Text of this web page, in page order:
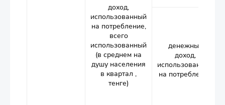
доход,
использованный
на потребление,
всего
использованный
(в среднем на
душу населения
в квартал ,
тенге)
денежный
доход,
использованный
на потребление